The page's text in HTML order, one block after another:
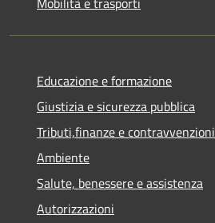
Educazione e formazione
Giustizia e sicurezza pubblica
Tributi,finanze e contravvenzioni
Ambiente
Salute, benessere e assistenza
Autorizzazioni